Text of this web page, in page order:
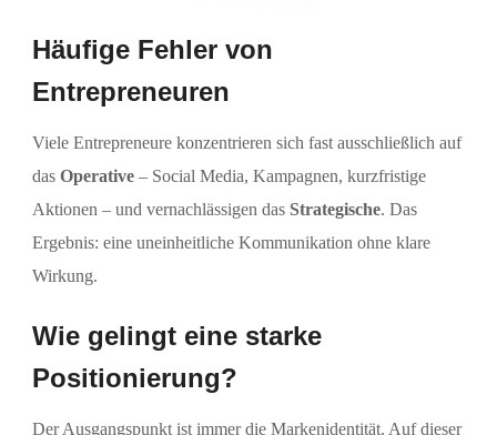
Häufige Fehler von
Entrepreneuren
Viele Entrepreneure konzentrieren sich fast ausschließlich auf
dasOperative – Social Media, Kampagnen, kurzfristige
Aktionen – und vernachlässigen das Strategische. Das
Ergebnis: eine uneinheitliche Kommunikation ohne klare
Wirkung.
Wie gelingt eine starke
Positionierung?
Der Ausgangspunkt ist immer die Markenidentität. Auf dieser